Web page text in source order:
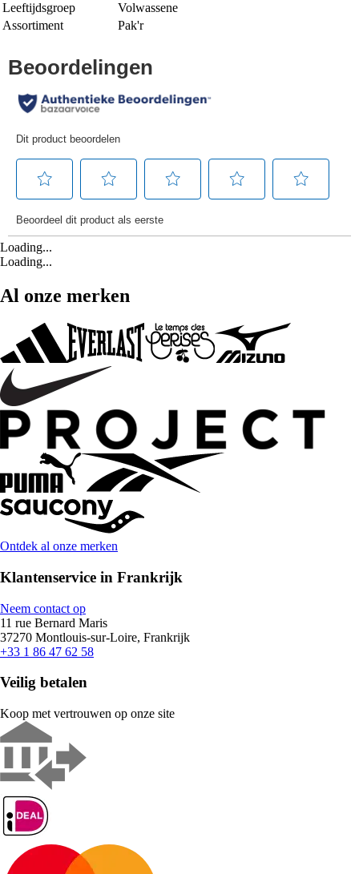
Leeftijdsgroep
Volwassene
Assortiment
Pak'r
Loading...
Loading...
Al onze merken
Ontdek al onze merken
Klantenservice in Frankrijk
Neem contact op
11 rue Bernard Maris
37270 Montlouis-sur-Loire, Frankrijk
+33 1 86 47 62 58
Veilig betalen
Koop met vertrouwen op onze site